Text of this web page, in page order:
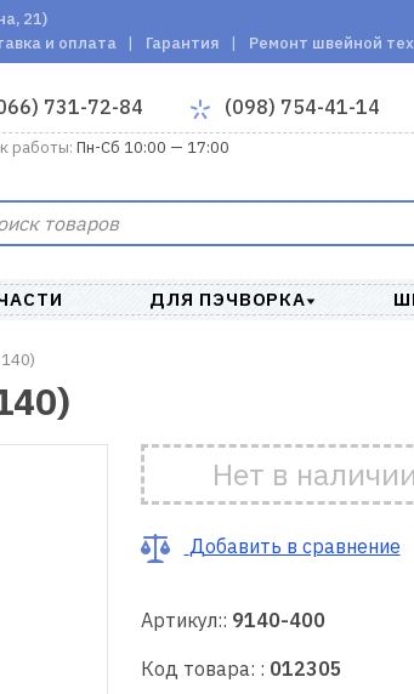
21)
и оплата Гарантия Ремонт швейной
731-72-84 (098) 754-41-14
работы: Пн-Сб 10:00 — 17:00
ДЛЯ ПЭЧВОРКА
Нет в наличии
Добавить в сравнение
Артикул:: 9140-400
Код товара: : 012305